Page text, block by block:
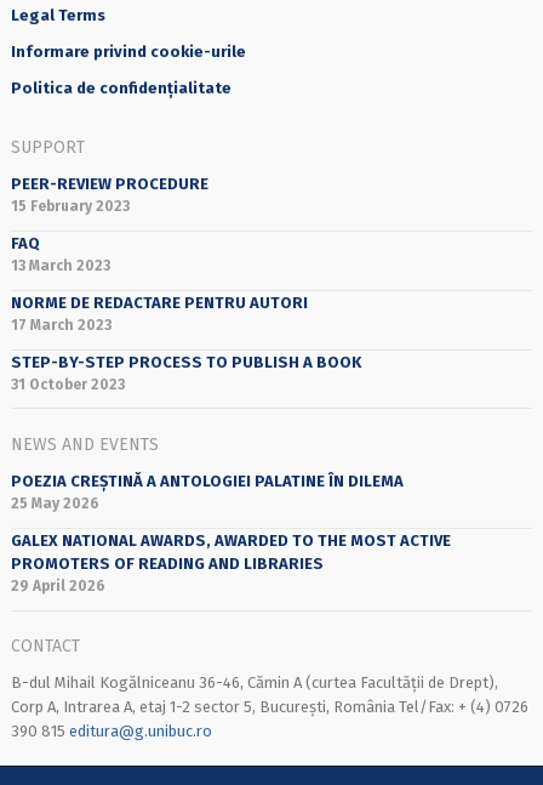
Legal Terms
Informare privind cookie-urile
Politica de confidențialitate
SUPPORT
PEER-REVIEW PROCEDURE
15 February 2023
FAQ
13 March 2023
NORME DE REDACTARE PENTRU AUTORI
17 March 2023
STEP-BY-STEP PROCESS TO PUBLISH A BOOK
31 October 2023
NEWS AND EVENTS
POEZIA CREȘTINĂ A ANTOLOGIEI PALATINE ÎN DILEMA
25 May 2026
GALEX NATIONAL AWARDS, AWARDED TO THE MOST ACTIVE
PROMOTERS OF READING AND LIBRARIES
29 April 2026
CONTACT
B-dul Mihail Kogălniceanu 36-46, Cămin A (curtea Facultății de Drept),
Corp A, Intrarea A, etaj 1-2 sector 5, București, România Tel/Fax: + (4) 0726
390 815 editura@g.unibuc.ro